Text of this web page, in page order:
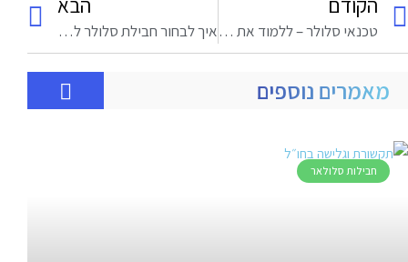
הקודם
טכנאי סלולר – ללמוד את המקצוע, להצליח בתחום
הבא
איך לבחור חבילת סלולר לקראת החופשה המשפחתית בחו"ל ?
מאמרים נוספים
חבילות סלולאר